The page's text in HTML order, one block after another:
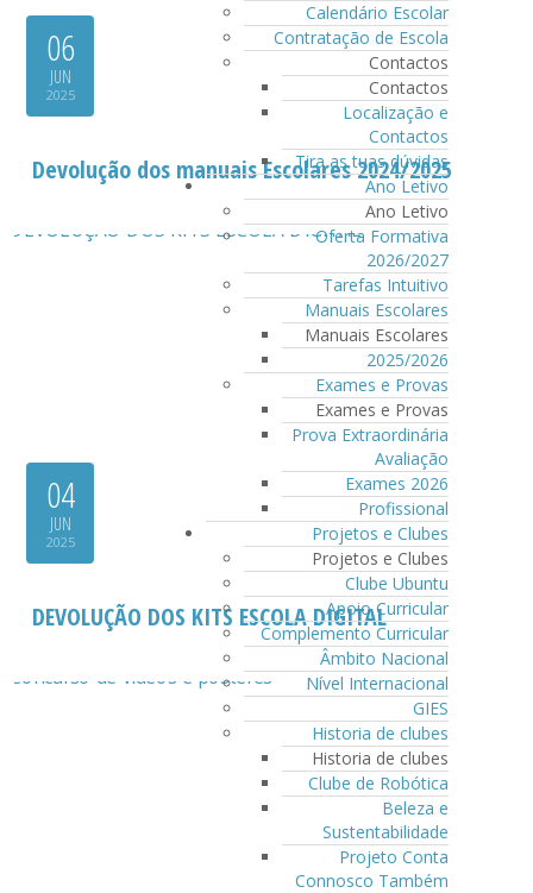
Calendário Escolar
Contratação de Escola
Contactos
Contactos
Localização e
Contactos
Tira as tuas dúvidas
Ano Letivo
Ano Letivo
Oferta Formativa
2026/2027
Tarefas Intuitivo
Manuais Escolares
Manuais Escolares
2025/2026
Exames e Provas
Exames e Provas
Prova Extraordinária
Avaliação
Exames 2026
Profissional
Projetos e Clubes
Projetos e Clubes
Clube Ubuntu
Apoio Curricular
Complemento Curricular
Âmbito Nacional
Nível Internacional
GIES
Historia de clubes
Historia de clubes
Clube de Robótica
Beleza e
Sustentabilidade
Projeto Conta
Connosco Também
06
JUN
2025
Devolução dos manuais Escolares 2024/2025
04
JUN
2025
DEVOLUÇÃO DOS KITS ESCOLA DIGITAL